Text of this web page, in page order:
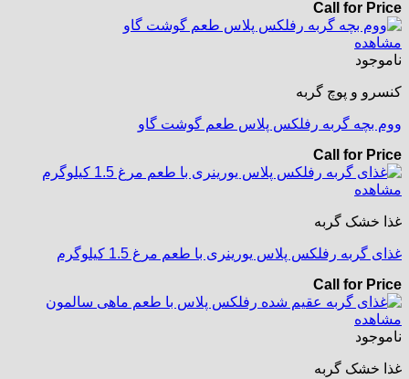
Call for Price
مشاهده
ناموجود
کنسرو و پوچ گربه
ووم بچه گربه رفلکس پلاس طعم گوشت گاو
Call for Price
مشاهده
غذا خشک گربه
غذای گربه رفلکس پلاس یورینری با طعم مرغ 1.5 کیلوگرم
Call for Price
مشاهده
ناموجود
غذا خشک گربه